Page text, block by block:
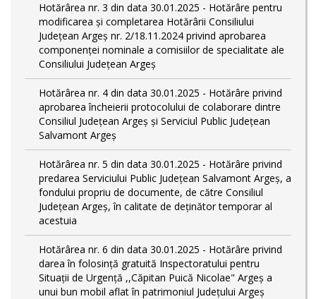
Hotărârea nr. 3 din data 30.01.2025 - Hotărâre pentru
modificarea și completarea Hotărârii Consiliului
Județean Argeș nr. 2/18.11.2024 privind aprobarea
componenței nominale a comisiilor de specialitate ale
Consiliului Județean Argeș
Hotărârea nr. 4 din data 30.01.2025 - Hotărâre privind
aprobarea încheierii protocolului de colaborare dintre
Consiliul Județean Argeș și Serviciul Public Județean
Salvamont Argeș
Hotărârea nr. 5 din data 30.01.2025 - Hotărâre privind
predarea Serviciului Public Județean Salvamont Argeș, a
fondului propriu de documente, de către Consiliul
Județean Argeș, în calitate de deținător temporar al
acestuia
Hotărârea nr. 6 din data 30.01.2025 - Hotărâre privind
darea în folosință gratuită Inspectoratului pentru
Situații de Urgență ,,Căpitan Puică Nicolae" Argeș a
unui bun mobil aflat în patrimoniul Județului Argeș